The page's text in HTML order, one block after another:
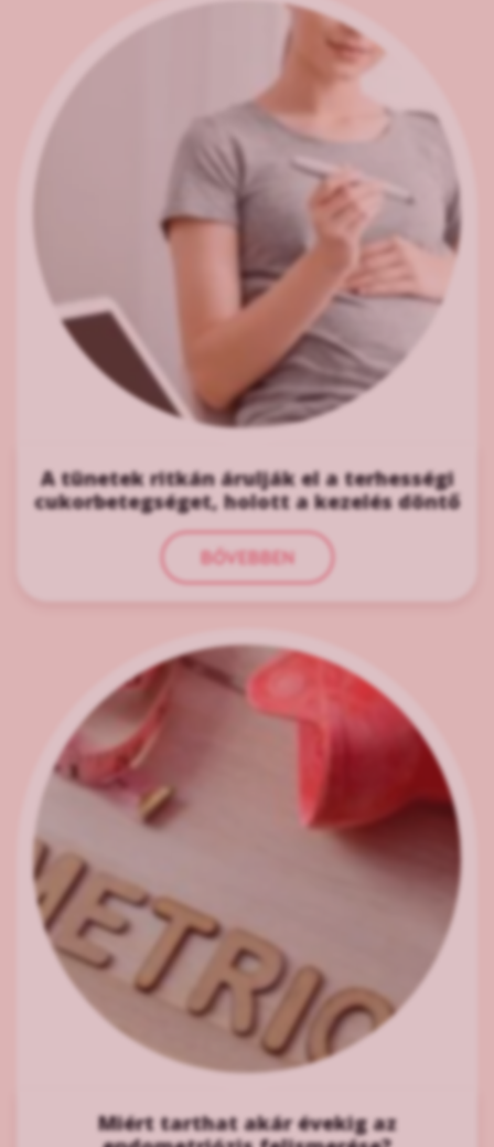
A tünetek ritkán árulják el a terhességi
cukorbetegséget, holott a kezelés döntő
BŐVEBBEN
Miért tarthat akár évekig az